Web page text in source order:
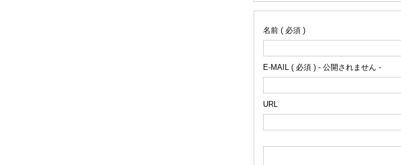
名前 ( 必須 )
E-MAIL ( 必須 ) - 公開されません -
URL